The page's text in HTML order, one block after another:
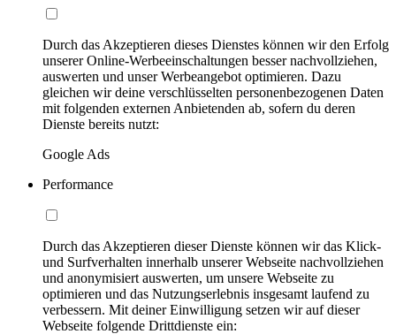
Durch das Akzeptieren dieses Dienstes können wir den Erfolg
unserer Online-Werbeeinschaltungen besser nachvollziehen,
auswerten und unser Werbeangebot optimieren. Dazu
gleichen wir deine verschlüsselten personenbezogenen Daten
mit folgenden externen Anbietenden ab, sofern du deren
Dienste bereits nutzt:
Google Ads
Performance
Durch das Akzeptieren dieser Dienste können wir das Klick-
und Surfverhalten innerhalb unserer Webseite nachvollziehen
und anonymisiert auswerten, um unsere Webseite zu
optimieren und das Nutzungserlebnis insgesamt laufend zu
verbessern. Mit deiner Einwilligung setzen wir auf dieser
Webseite folgende Drittdienste ein: